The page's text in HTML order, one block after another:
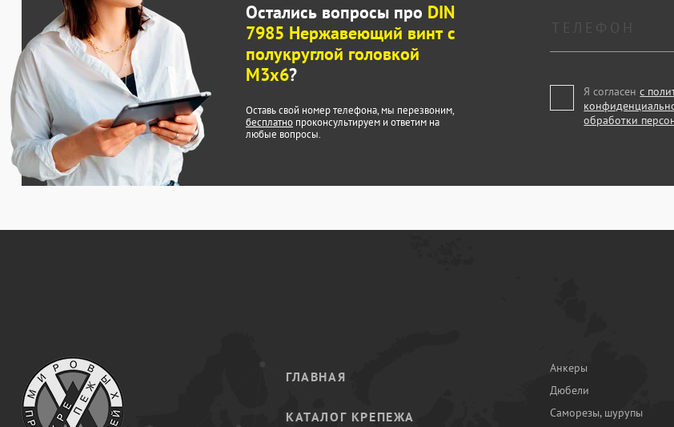
Остались вопросы про DIN
7985 Нержавеющий винт с
полукруглой головкой
М3х6?
Оставь свой номер телефона, мы перезвоним,
бесплатно проконсультируем и ответим на
любые вопросы.
Я согласенс
обработки
ГЛАВНАЯ
КАТАЛОГ КРЕПЕЖА
Анкеры
Дюбели
Саморезы, шурупы